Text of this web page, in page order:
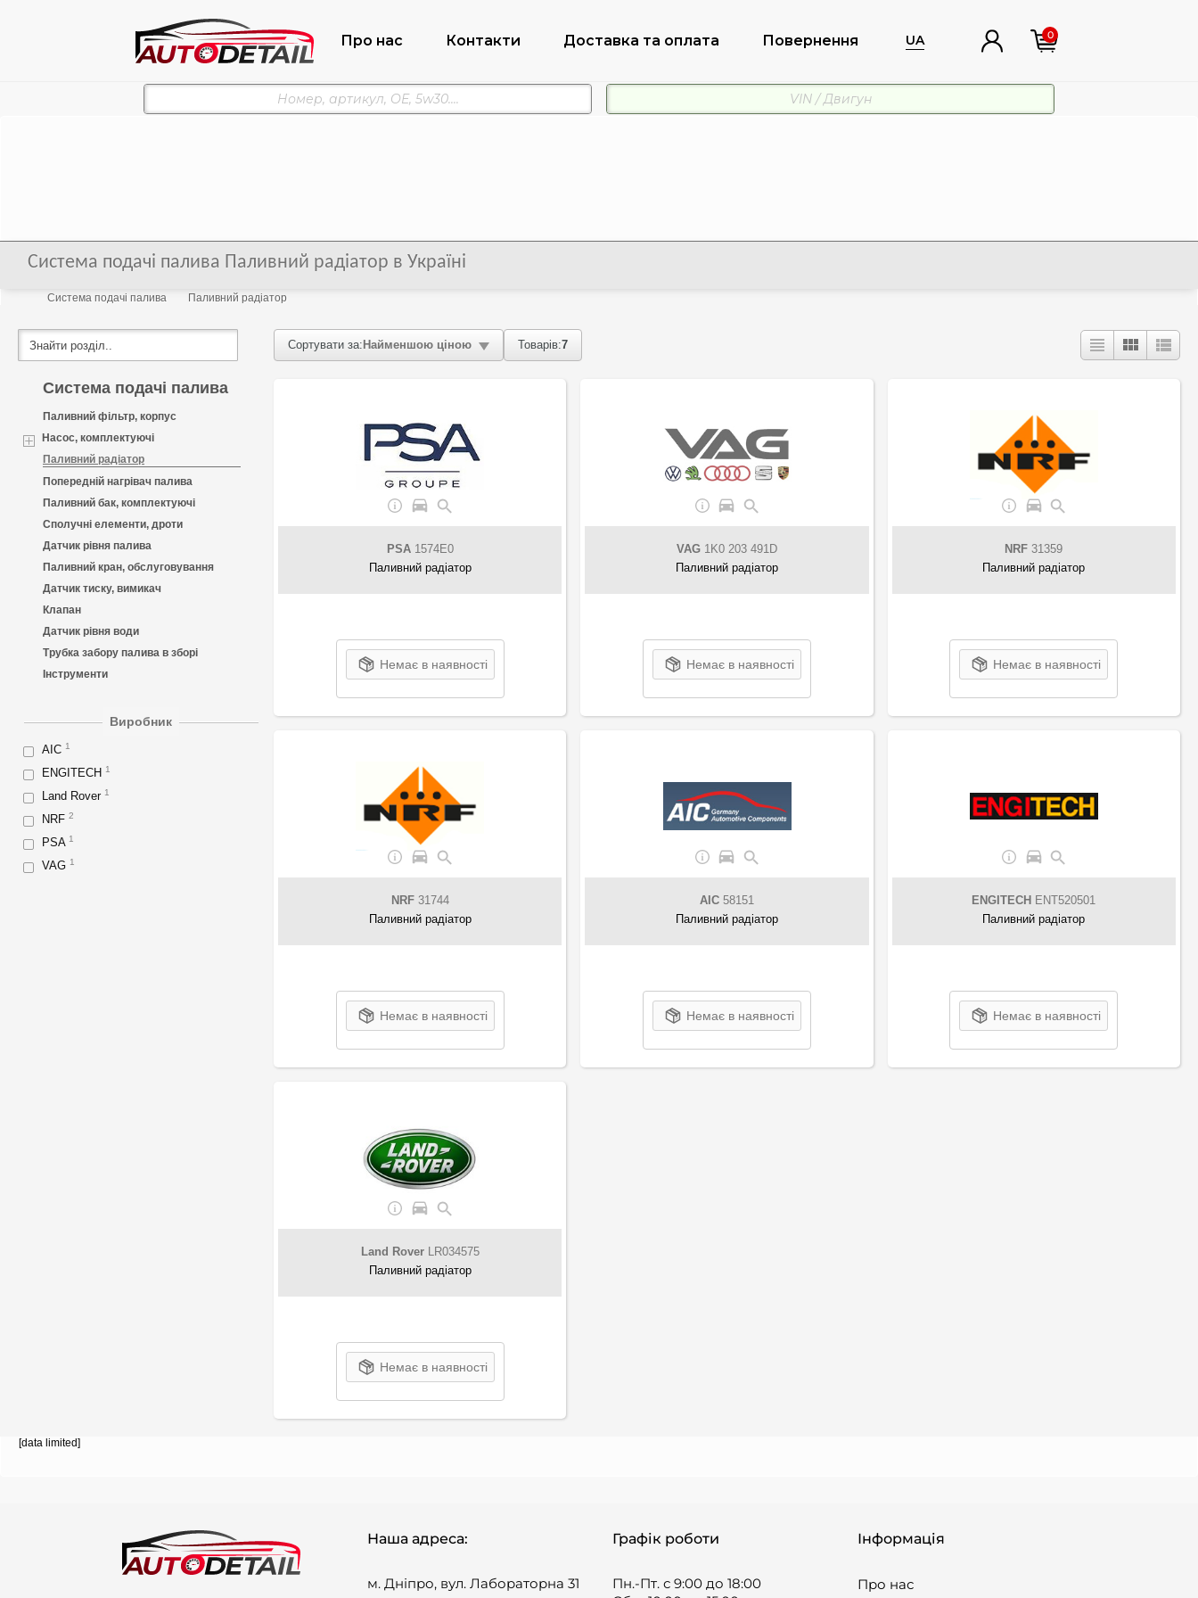
Про нас Контакти Доставка та оплата Повернення UA 0
Система подачі палива Паливний радіатор в Україні
Система подачі палива Паливний радіатор
Система подачі палива
Паливний фільтр, корпус
Насос, комплектуючі
Паливний радіатор
Попередній нагрівач палива
Паливний бак, комплектуючі
Сполучні елементи, дроти
Датчик рівня палива
Паливний кран, обслуговування
Датчик тиску, вимикач
Клапан
Датчик рівня води
Трубка забору палива в зборі
Інструменти
Виробник
AIC 1
ENGITECH 1
Land Rover 1
NRF 2
PSA 1
VAG 1
Сортувати за: Найменшою ціною Товарів:7
PSA1574E0
Паливний радіатор
Немає в наявності
VAG1K0 203 491D
Паливний радіатор
Немає в наявності
NRF 31359
Паливний радіатор
Немає в наявності
NRF31744
Паливний радіатор
Немає в наявності
AIC58151
Паливний радіатор
Немає в наявності
ENGITECH ENT520501
Паливний радіатор
Немає в наявності
Land RoverLR034575
Паливний радіатор
Немає в наявності
[data limited]
Наша адреса:
м. Дніпро, вул. Лабораторна 31
Графік роботи
Пн.-Пт. с 9:00 до 18:00
Інформація
Про нас